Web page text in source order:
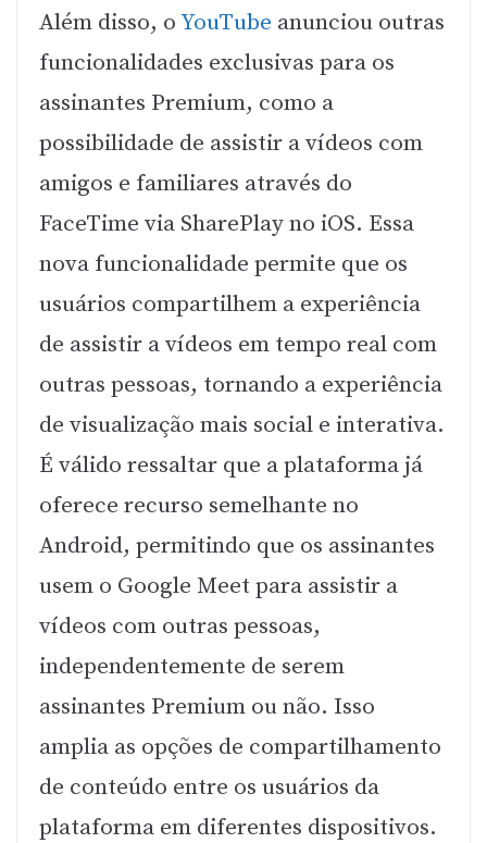
Além disso, oYouTube anunciou outras
funcionalidades exclusivas para os
assinantes Premium, como a
possibilidade de assistir a vídeos com
amigos e familiares através do
FaceTime via SharePlay no iOS. Essa
nova funcionalidade permite que os
usuários compartilhem a experiência
de assistir a vídeos em tempo real com
outras pessoas, tornando a experiência
de visualização mais social e interativa.
É válido ressaltar que a plataforma já
oferece recurso semelhante no
Android, permitindo que os assinantes
usem o Google Meet para assistir a
vídeos com outras pessoas,
independentemente de serem
assinantes Premium ou não. Isso
amplia as opções de compartilhamento
de conteúdo entre os usuários da
plataforma em diferentes dispositivos.